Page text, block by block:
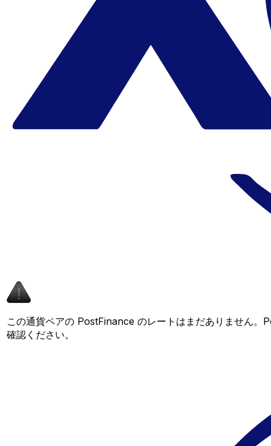
この通貨ペアの PostFinance のレートはまだありません。
確認ください。